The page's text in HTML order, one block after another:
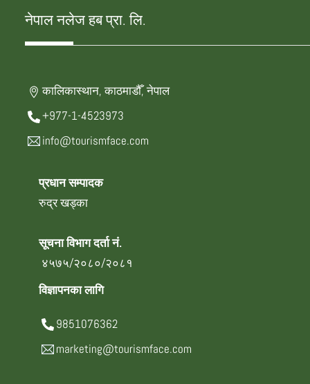
नेपाल नलेज हब प्रा. लि.
कालिकास्थान, काठमाडौँ, नेपाल
+977-1-4523973
info@tourismface.com
प्रधान सम्पादक
रुद्र खड्का
सूचना विभाग दर्ता नं.
४५७५/२०८०/२०८१
विज्ञापनका लागि
9851076362
marketing@tourismface.com